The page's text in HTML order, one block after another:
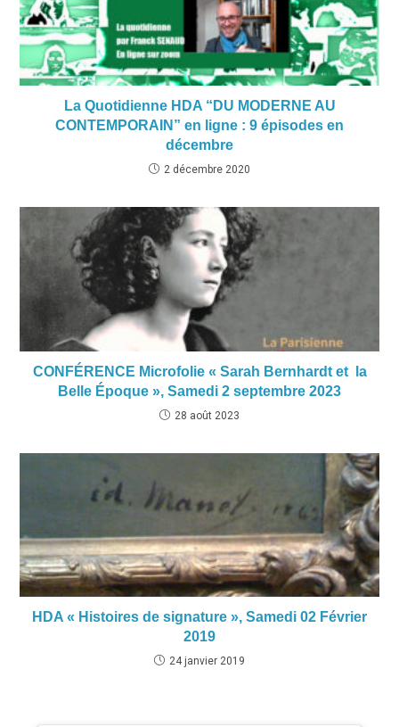
La Quotidienne HDA “DU MODERNE AU
CONTEMPORAIN” en ligne : 9 épisodes en
décembre
2 décembre 2020
CONFÉRENCE Microfolie « Sarah Bernhardt et la
Belle Époque », Samedi 2 septembre 2023
28 août 2023
HDA « Histoires de signature », Samedi 02 Février
2019
24 janvier 2019